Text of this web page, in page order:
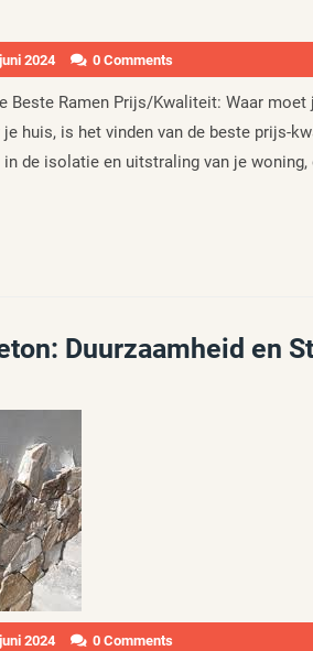
2024 0 Comments
Beste Ramen Prijs/Kwaliteit: Waar
huis, is het vinden van de beste prijs-
de isolatie en uitstraling van je
Duurzaamheid en
2024 0 Comments